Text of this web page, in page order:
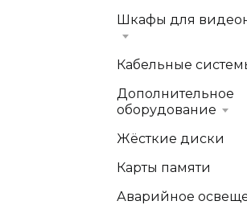
Шкафы для
Кабельные
Дополнительное
оборудование
Жёсткие диски
Карты памяти
Аварийное